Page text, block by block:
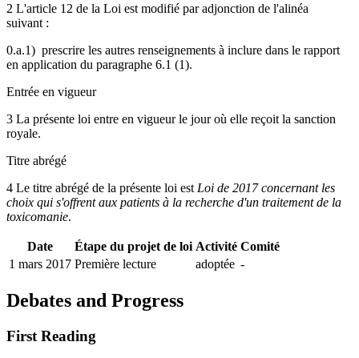
2 L'article 12 de la Loi est modifié par adjonction de l'alinéa
suivant :
0.a.1) prescrire les autres renseignements à inclure dans le rapport
en application du paragraphe 6.1 (1).
Entrée en vigueur
3 La présente loi entre en vigueur le jour où elle reçoit la sanction
royale.
Titre abrégé
4 Le titre abrégé de la présente loi est Loi de 2017 concernant les
choix qui s'offrent aux patients à la recherche d'un traitement de la
toxicomanie.
Date Étape du projet de loi Activité Comité
1 mars 2017 Première lecture adoptée -
Debates and Progress
First Reading